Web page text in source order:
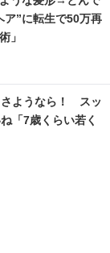
ア”に転生で50万再
」
さようなら！ スッ
「7歳くらい若く